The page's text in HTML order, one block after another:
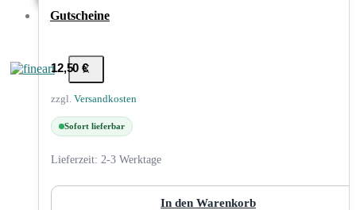
Gutscheine
X
12,50€
zzgl. Versandkosten
Sofort lieferbar
Lieferzeit: 2-3 Werktage
In den Warenkorb